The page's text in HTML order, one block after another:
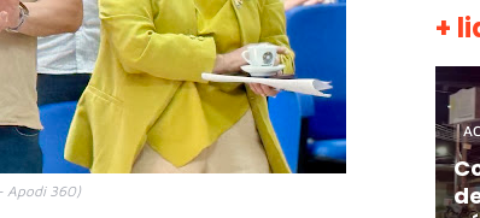
Apodi 360)
+